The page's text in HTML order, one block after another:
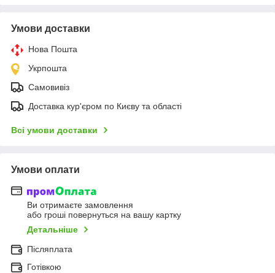
Умови доставки
Нова Пошта
Укрпошта
Самовивіз
Доставка кур'єром по Києву та області
Всі умови доставки
Умови оплати
Ви отримаєте замовлення
або гроші повернуться на вашу картку
Детальніше
Післяплата
Готівкою